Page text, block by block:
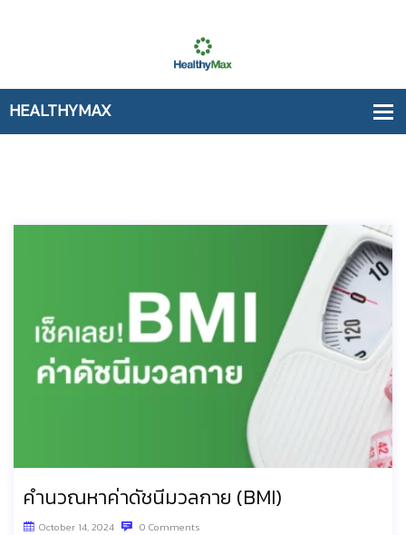
คำนวณหาค่าดัชนีมวลกาย (BMI)
October 14, 2024 0 Comments